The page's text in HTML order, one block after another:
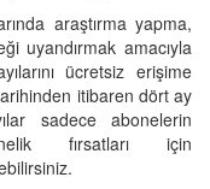
araştırma yapma,
uyandırmak amacıyla
ücretsiz erişime
itibaren dört ay
sadece abonelerin
fırsatları için